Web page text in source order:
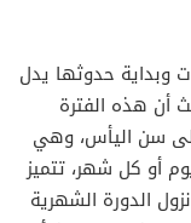
وبداية حدوثها يدل
أن هذه الفترة
سن اليأس، وهي
عن عدة أيام تتكرر في الغالب كل 28 يوم أو كل شهر، تتميز
الدورة الشهرية